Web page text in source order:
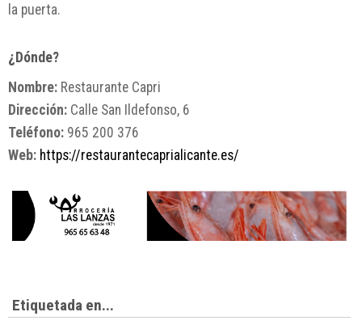
la puerta.
¿Dónde?
Nombre: Restaurante Capri
Dirección: Calle San Ildefonso, 6
Teléfono: 965 200 376
Web: https://restaurantecaprialicante.es/
Etiquetada en...